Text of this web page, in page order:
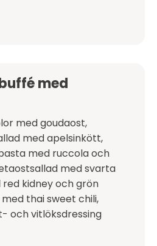
med
med goudaost,
med apelsinkött,
med ruccola och
med svarta
kidney och grön
thai sweet chili,
och vitlöksdressing